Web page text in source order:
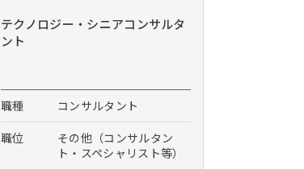
テクノロジー・シニアコンサルタ
ント
職種
コンサルタント
職位
その他（コンサルタン
ト・スペシャリスト等）